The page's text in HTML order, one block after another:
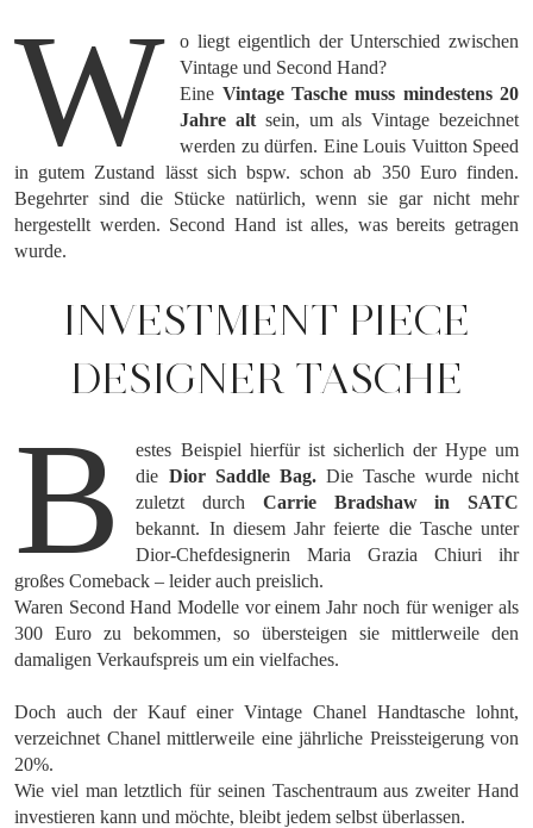
W
o liegt eigentlich der Unterschied zwischen
Vintage und Second Hand?
Eine Vintage Tasche muss mindestens 20
Jahre alt sein, um als Vintage bezeichnet
werden zu dürfen. Eine Louis Vuitton Speed
in gutem Zustand lässt sich bspw. schon ab 350 Euro finden.
Begehrter sind die Stücke natürlich, wenn sie gar nicht mehr
hergestellt werden. Second Hand ist alles, was bereits getragen
wurde.
INVESTMENT PIECE
DESIGNER TASCHE
B
estes Beispiel hierfür ist sicherlich der Hype um
die Dior Saddle Bag. Die Tasche wurde nicht
zuletzt durch Carrie Bradshaw in SATC
bekannt. In diesem Jahr feierte die Tasche unter
Dior-Chefdesignerin Maria Grazia Chiuri ihr
großes Comeback – leider auch preislich.
Waren Second Hand Modelle vor einem Jahr noch für weniger als
300 Euro zu bekommen, so übersteigen sie mittlerweile den
damaligen Verkaufspreis um ein vielfaches.
Doch auch der Kauf einer Vintage Chanel Handtasche lohnt,
verzeichnet Chanel mittlerweile eine jährliche Preissteigerung von
20%.
Wie viel man letztlich für seinen Taschentraum aus zweiter Hand
investieren kann und möchte, bleibt jedem selbst überlassen.